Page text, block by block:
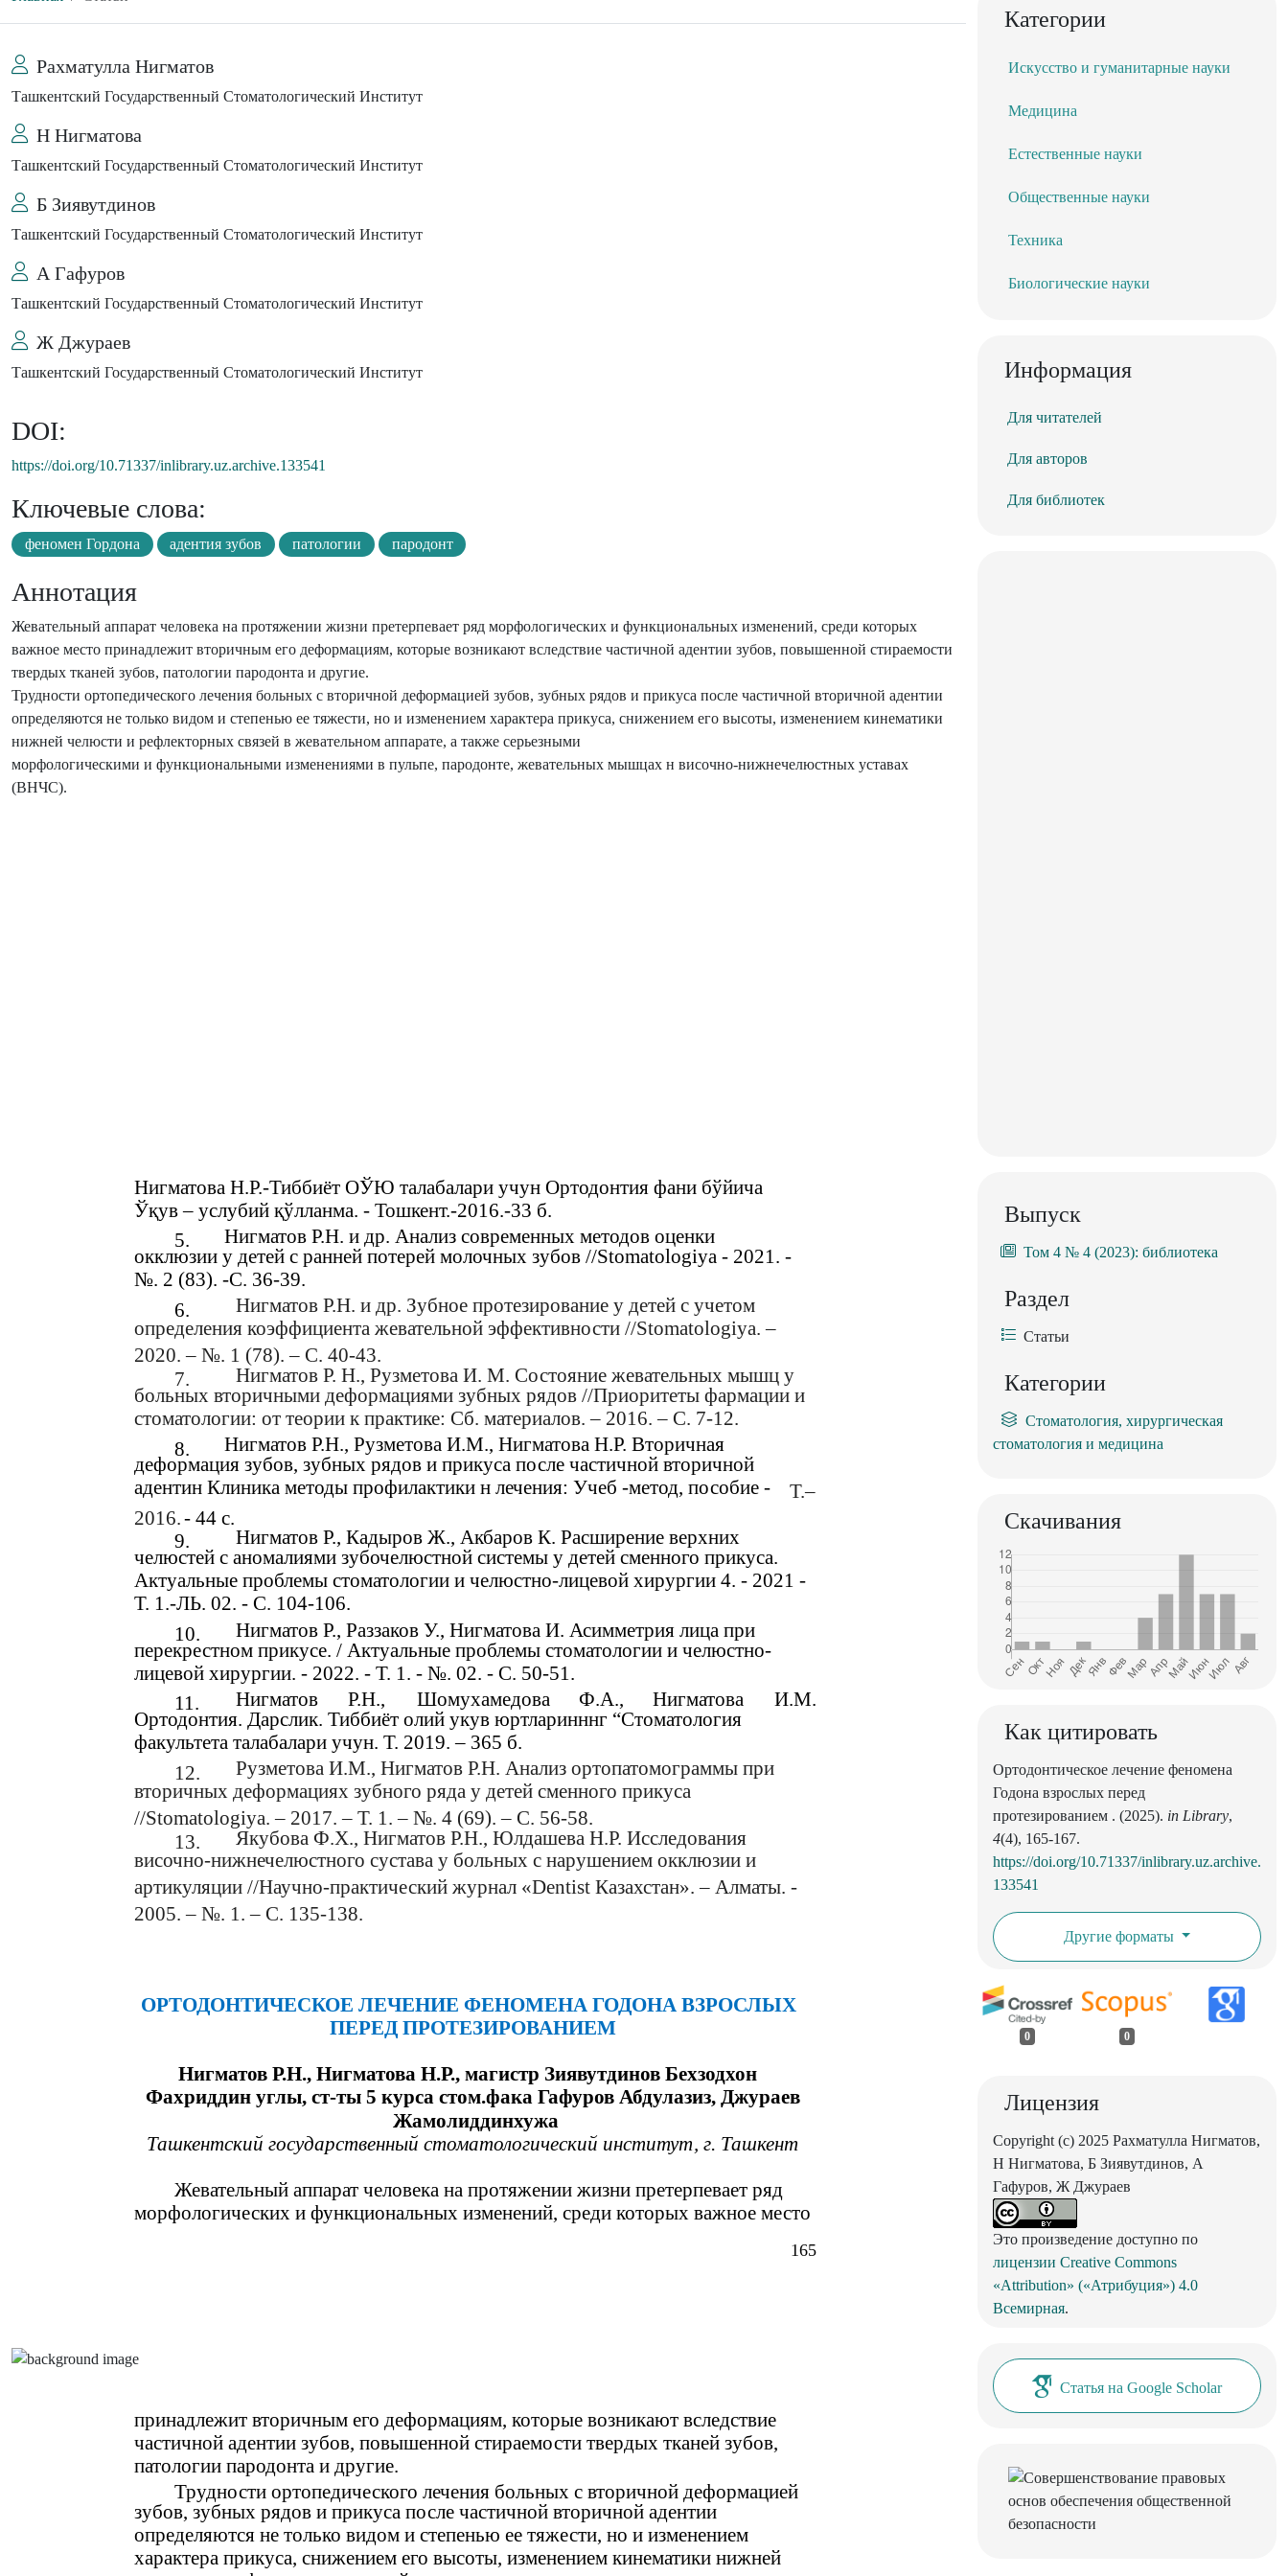
Рахматулла Нигматов
Ташкентский Государственный Стоматологический Институт
Н Нигматова
Ташкентский Государственный Стоматологический Институт
Б Зиявутдинов
Ташкентский Государственный Стоматологический Институт
А Гафуров
Ташкентский Государственный Стоматологический Институт
Ж Джураев
Ташкентский Государственный Стоматологический Институт
DOI:
https://doi.org/10.71337/inlibrary.uz.archive.133541
Ключевые слова:
феномен Гордона адентия зубов патологии пародонт
Аннотация
Жевательный аппарат человека на протяжении жизни претерпевает ряд морфологических и функциональных изменений, среди которых
важное место принадлежит вторичным его деформациям, которые возникают вследствие частичной адентии зубов, повышенной стираемости
твердых тканей зубов, патологии пародонта и другие.
Трудности ортопедического лечения больных с вторичной деформацией зубов, зубных рядов и прикуса после частичной вторичной адентии
определяются не только видом и степенью ее тяжести, но и изменением характера прикуса, снижением его высоты, изменением кинематики
нижней челюсти и рефлекторных связей в жевательном аппарате, а также серьезными
морфологическими и функциональными изменениями в пульпе, пародонте, жевательных мышцах н височно-нижнечелюстных уставах
(ВНЧС).
165
Нигматова Н.Р.-Тиббиёт ОЎЮ талабалари учун Ортодонтия фани бўйича
Ўқув – услубий қўлланма. - Тошкент.-2016.-33 б.
5.
Нигматов Р.Н. и др. Анализ современных методов оценки
окклюзии у детей с ранней потерей молочных зубов //Stomatologiya - 2021. -
№. 2 (83). -С. 36-39.
6.
Нигматов Р.Н. и др. Зубное протезирование у детей с учетом
определения коэффициента жевательной эффективности //Stomatologiya. –
2020. – №. 1 (78). – С. 40-43.
7.
Нигматов Р. Н., Рузметова И. М. Состояние жевательных мышц у
больных вторичными деформациями зубных рядов //Приоритеты фармации и
стоматологии: от теории к практике: Сб. материалов. – 2016. – С. 7-12.
8.
Нигматов Р.Н., Рузметова И.М., Нигматова Н.Р. Вторичная
деформация зубов, зубных рядов и прикуса после частичной вторичной
адентин Клиника методы профилактики н лечения: Учеб -метод, пособие -
Т.–
2016.- 44 с.
9.
Нигматов Р., Кадыров Ж., Акбаров К. Расширение верхних
челюстей с аномалиями зубочелюстной системы у детей сменного прикуса.
Актуальные проблемы стоматологии и челюстно-лицевой хирургии 4. - 2021 -
Т. 1.-ЛЬ. 02. - С. 104-106.
10.
Нигматов Р., Раззаков У., Нигматова И. Асимметрия лица при
перекрестном прикусе. / Актуальные проблемы стоматологии и челюстно-
лицевой хирургии. - 2022. - Т. 1. - №. 02. - С. 50-51.
11.
Нигматов Р.Н., Шомухамедова Ф.А., Нигматова
И.М.
Ортодонтия. Дарслик. Тиббиёт олий укув юртларинннг “Стоматология
факультета талабалари учун. Т. 2019. – 365 б.
12.
Рузметова И.М., Нигматов Р.Н. Анализ opтoпатомограммы при
вторичных деформациях зубного ряда у детей сменного прикуса
//Stomatologiya. – 2017. – Т. 1. – №. 4 (69). – С. 56-58.
13.
Якубова Ф.Х., Нигматов Р.Н., Юлдашева Н.Р. Исследования
височно-нижнечелюстного сустава у больных с нарушением окклюзии и
артикуляции //Научно-практический журнал «Dentist Казахстан». – Алматы. -
2005. – №. 1. – С. 135-138.
ОРТОДОНТИЧЕСКОЕ ЛЕЧЕНИЕ ФЕНОМЕНА ГОДОНА ВЗРОСЛЫХ
ПЕРЕД ПРОТЕЗИРОВАНИЕМ
Нигматов Р.Н., Нигматова Н.Р., магистр Зиявутдинов Бехзодхон
Фахриддин углы, ст-ты 5 курса стом.фака Гафуров Абдулазиз, Джураев
Жамолиддинхужа
Ташкентский государственный стоматологический институт, г. Ташкент
Жевательный аппарат человека на протяжении жизни претерпевает ряд
морфологических и функциональных изменений, среди которых важное место
принадлежит вторичным его деформациям, которые возникают вследствие
частичной адентии зубов, повышенной стираемости твердых тканей зубов,
патологии пародонта и другие.
Трудности ортопедического лечения больных с вторичной деформацией
зубов, зубных рядов и прикуса после частичной вторичной адентии
определяются не только видом и степенью ее тяжести, но и изменением
характера прикуса, снижением его высоты, изменением кинематики нижней
Категории
Искусство и гуманитарные науки
Медицина
Естественные науки
Общественные науки
Техника
Биологические науки
Информация
Для читателей
Для авторов
Для библиотек
Выпуск
Том 4 № 4 (2023): библиотека
Раздел
Статьи
Категории
Стоматология, хирургическая
стоматология и медицина
Скачивания
Как цитировать
Ортодонтическое лечение феномена
Годона взрослых перед
протезированием . (2025). in Library,
4(4), 165-167.
https://doi.org/10.71337/inlibrary.uz.archive.
133541
Другие форматы
0 0
Лицензия
Copyright (c) 2025 Рахматулла Нигматов,
Н Нигматова, Б Зиявутдинов, А
Гафуров, Ж Джураев
Это произведение доступно по
лицензии Creative Commons
«Attribution» («Атрибуция») 4.0
Всемирная.
Статья на Google Scholar